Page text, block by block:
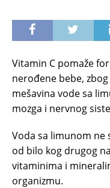
Vitamin C pomaže
nerođene bebe,
mešavina vode sa
mozga i nervnog
Voda sa limunom ne
od bilo kog drugog
vitaminima i
organizmu.